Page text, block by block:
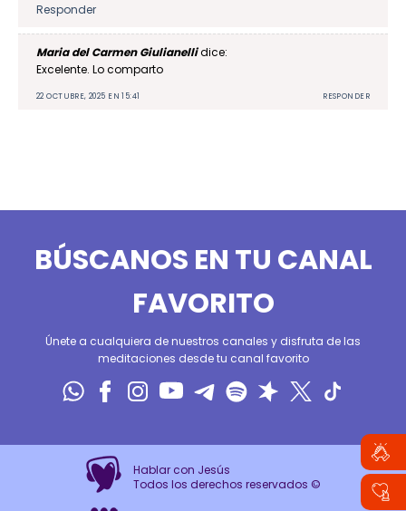
Responder
Maria del Carmen Giulianellidice:
Excelente. Lo comparto
22 OCTUBRE, 2025 EN 15:41 RESPONDER
BÚSCANOS EN TU CANAL
FAVORITO
Únete a cualquiera de nuestros canales y disfruta de las
meditaciones desde tu canal favorito
Hablar con Jesús
Todos los derechos reservados ©